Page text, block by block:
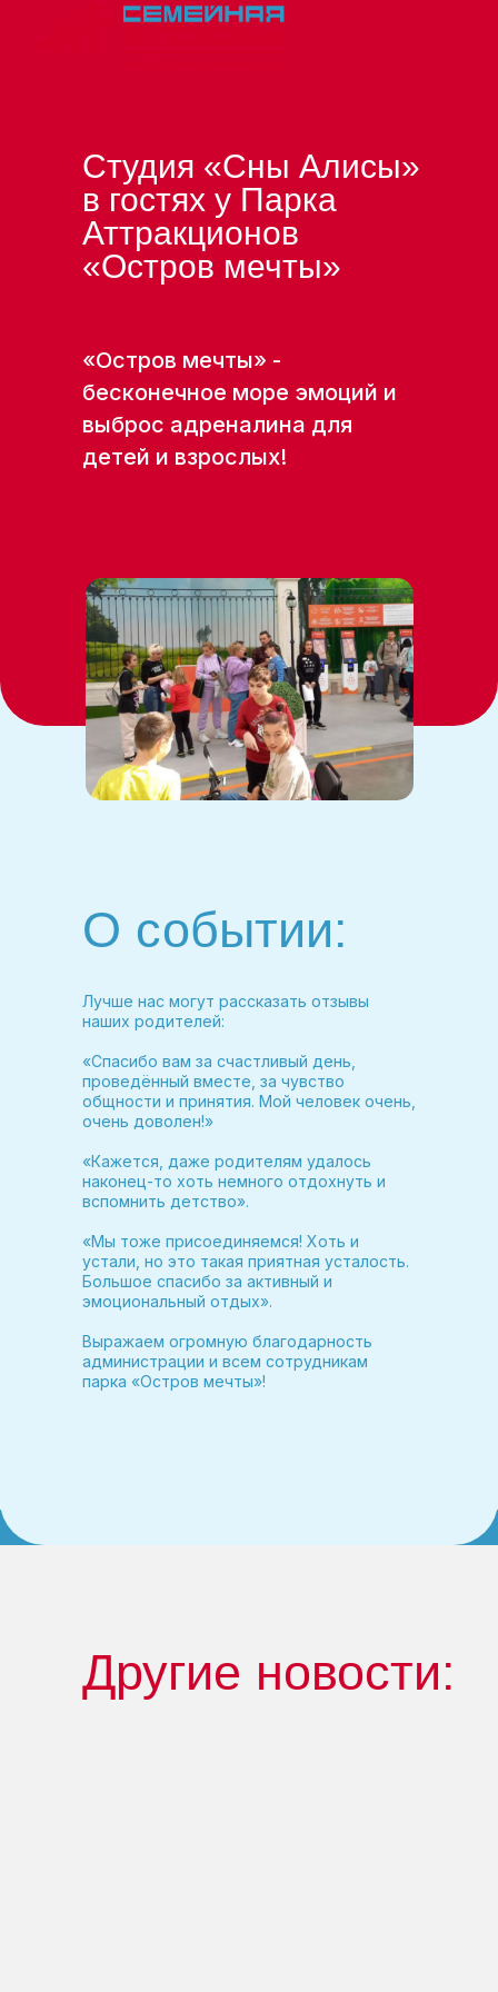
Студия «Сны Алисы»
в гостях у Парка
Аттракционов
«Остров мечты»
«Остров мечты» -
бесконечное море эмоций и
выброс адреналина для
детей и взрослых!
Лучше нас могут рассказать отзывы
наших родителей:
«Спасибо вам за счастливый день,
проведённый вместе, за чувство
общности и принятия. Мой человек очень,
очень доволен!»
«Кажется, даже родителям удалось
наконец-то хоть немного отдохнуть и
вспомнить детство».
«Мы тоже присоединяемся! Хоть и
устали, но это такая приятная усталость.
Большое спасибо за активный и
эмоциональный отдых».
Выражаем огромную благодарность
администрации и всем сотрудникам
парка «Остров мечты»!
О событии:
Другие новости: